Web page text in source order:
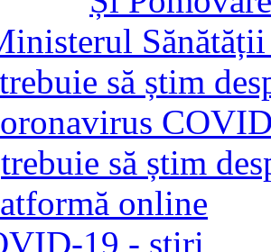
trebuie să știm